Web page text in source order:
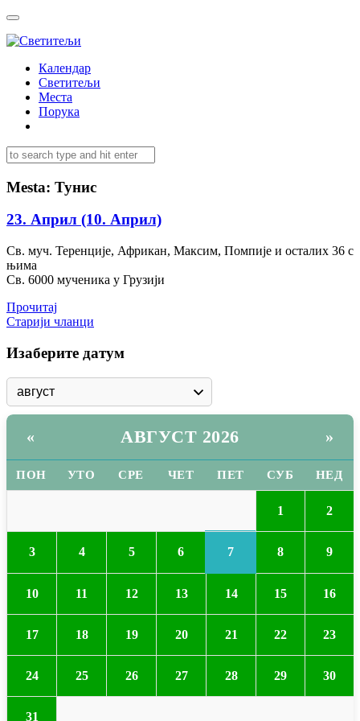
Календар
Светитељи
Места
Порука
Mesta: Тунис
23. Април (10. Април)
Св. муч. Теренције, Африкан, Максим, Помпије и осталих 36 с
њима
Св. 6000 мученика у Грузији
Прочитај
Кретање
чланака
Старији чланци
Изаберите датум
« АВГУСТ 2026 »
ПОН УТО СРЕ ЧЕТ ПЕТ СУБ НЕД
1 2
3 4 5 6 7 8 9
10 11 12 13 14 15 16
17 18 19 20 21 22 23
24 25 26 27 28 29 30
31